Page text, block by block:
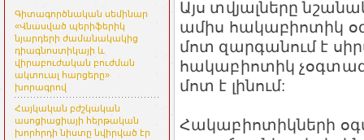
Գիտագործնական սեմինար
«Վնասված պերիֆերիկ
նյարդերի ժամանակակից
դիագնոստիկայի և
վիրաբուժական բուժման
ակտուալ հարցերը»
խորագրով
Հայկական բժշկական
ասոցիացիայի հերթական
խորհրդի նիստը նվիրված էր
Այս տվյալները
ամիս հակաբիոտիկ
մոտ զարգանում է
հակաբիոտիկ
մոտ է լինում:
Հակաբիոտիկների